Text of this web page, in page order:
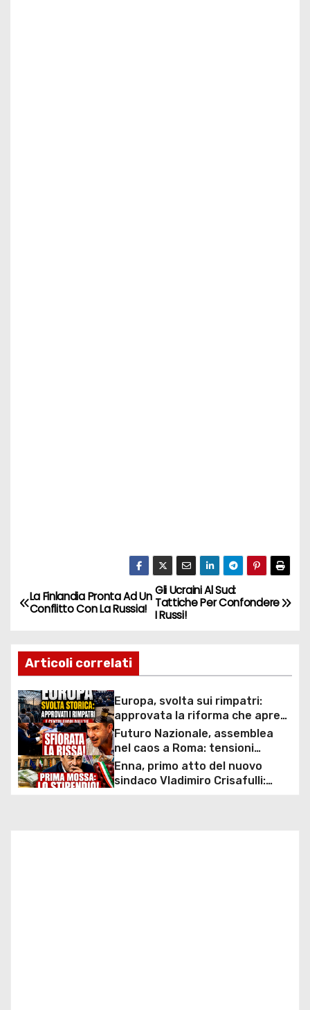
N
v
i
g
a
z
Gli Ucraini Al Sud:
Tattiche Per Confondere
I Russi!
La Finlandia Pronta Ad Un
Conflitto Con La Russia!
Articoli correlati
Europa, svolta sui rimpatri:
approvata la riforma che apre
ai centri fuori dall’UE e accelera
le espulsioni
Futuro Nazionale, assemblea
nel caos a Roma: tensioni
interne, spintoni e proteste
durante il debutto del partito di
Roberto Vannacci
Enna, primo atto del nuovo
sindaco Vladimiro Crisafulli: